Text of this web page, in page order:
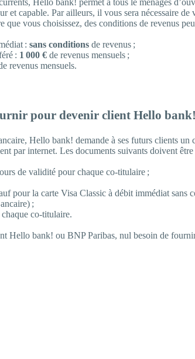
et capable. Par ailleurs, il vous sera nécessaire de
que vous choisissez, des conditions de revenus
: sans conditions de revenus ;
: 1 000 € de revenus mensuels ;
revenus mensuels.
pour devenir client Hello bank!
Hello bank! demande à ses futurs clients
par internet. Les documents suivants doivent être
de validité pour chaque co-titulaire ;
pour la carte Visa Classic à débit immédiat sans
;
chaque co-titulaire.
Hello bank! ou BNP Paribas, nul besoin de